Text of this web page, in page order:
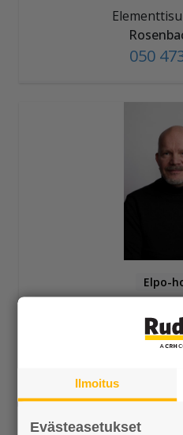
050
Elpo-
Kari
020
Ilmoitus
Evästeasetukset